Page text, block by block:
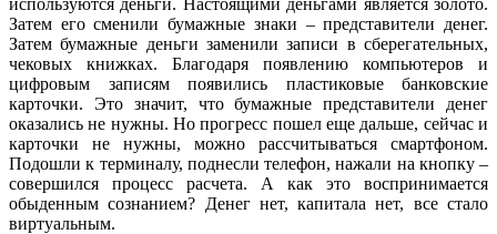
Затем его сменили бумажные знаки – представители денег.
Затем бумажные деньги заменили записи в сберегательных,
чековых книжках. Благодаря появлению компьютеров и
цифровым записям появились пластиковые банковские
карточки. Это значит, что бумажные представители денег
оказались не нужны. Но прогресс пошел еще дальше, сейчас и
карточки не нужны, можно рассчитываться смартфоном.
Подошли к терминалу, поднесли телефон, нажали на кнопку –
совершился процесс расчета. А как это воспринимается
обыденным сознанием? Денег нет, капитала нет, все стало
виртуальным.